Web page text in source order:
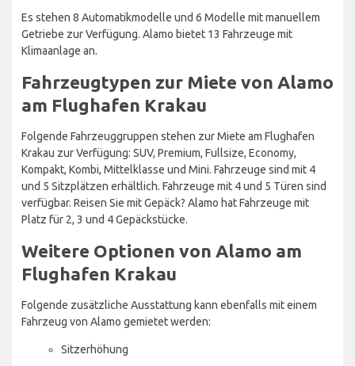
Es stehen 8 Automatikmodelle und 6 Modelle mit manuellem
Getriebe zur Verfügung. Alamo bietet 13 Fahrzeuge mit
Klimaanlage an.
Fahrzeugtypen zur Miete von Alamo
am Flughafen Krakau
Folgende Fahrzeuggruppen stehen zur Miete am Flughafen
Krakau zur Verfügung: SUV, Premium, Fullsize, Economy,
Kompakt, Kombi, Mittelklasse und Mini. Fahrzeuge sind mit 4
und 5 Sitzplätzen erhältlich. Fahrzeuge mit 4 und 5 Türen sind
verfügbar. Reisen Sie mit Gepäck? Alamo hat Fahrzeuge mit
Platz für 2, 3 und 4 Gepäckstücke.
Weitere Optionen von Alamo am
Flughafen Krakau
Folgende zusätzliche Ausstattung kann ebenfalls mit einem
Fahrzeug von Alamo gemietet werden:
Sitzerhöhung